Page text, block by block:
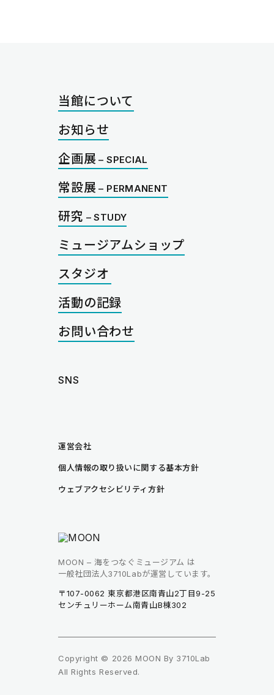
当館について
お知らせ
企画展
常設展
研究
ミュージアムショップ
スタジオ
活動の記録
お問い合わせ
SNS
運営会社
個人情報の取り扱いに関する基本方針
ウェブアクセシビリティ方針
MOON – 海をつなぐミュージアム は
一般社団法人3710Labが運営しています。
〒107-0062 東京都港区南青山2丁目9-25
センチュリーホーム南青山B棟302
Copyright © 2026 MOON By 3710Lab
All Rights Reserved.